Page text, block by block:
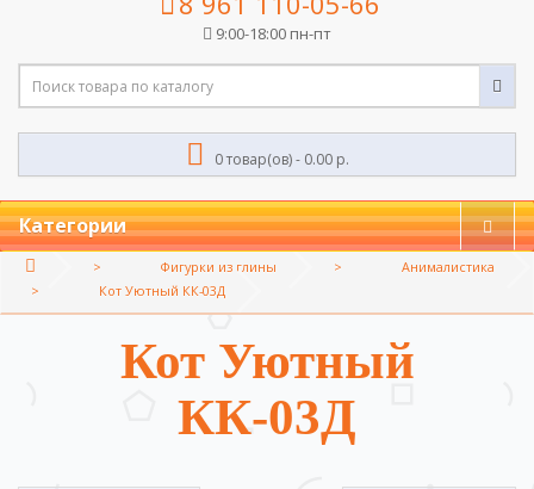
9:00-18:00 пн-пт
0 товар(ов) - 0.00 р.
Категории
Фигурки из глины
Анималистика
Кот Уютный КК-03Д
Кот Уютный
КК-03Д